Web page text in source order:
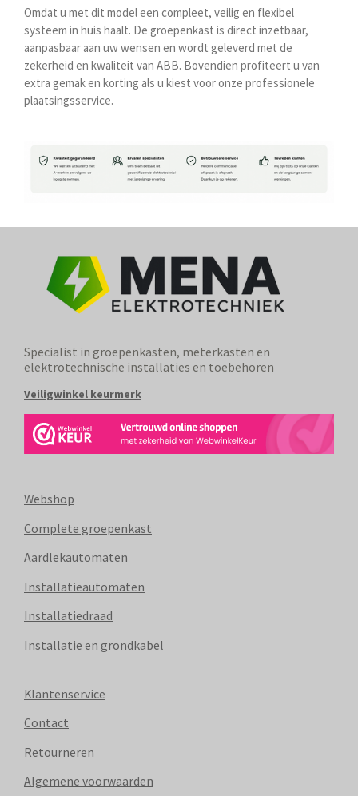
Omdat u met dit model een compleet, veilig en flexibel
systeem in huis haalt. De groepenkast is direct inzetbaar,
aanpasbaar aan uw wensen en wordt geleverd met de
zekerheid en kwaliteit van ABB. Bovendien profiteert u van
extra gemak en korting als u kiest voor onze professionele
plaatsingsservice.
Specialist in groepenkasten, meterkasten en
elektrotechnische installaties en toebehoren
Veiligwinkel keurmerk
Webshop
Complete groepenkast
Aardlekautomaten
Installatieautomaten
Installatiedraad
Installatie en grondkabel
Klantenservice
Contact
Retourneren
Algemene voorwaarden